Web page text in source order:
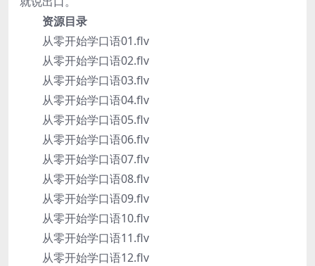
资源目录
从零开始学口语01.flv
从零开始学口语02.flv
从零开始学口语03.flv
从零开始学口语04.flv
从零开始学口语05.flv
从零开始学口语06.flv
从零开始学口语07.flv
从零开始学口语08.flv
从零开始学口语09.flv
从零开始学口语10.flv
从零开始学口语11.flv
从零开始学口语12.flv